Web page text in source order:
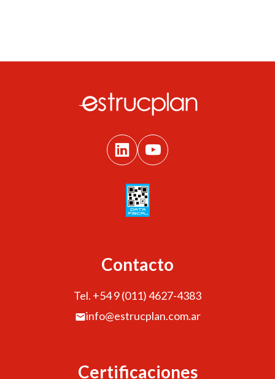
Contacto
Tel. +54 9 (011) 4627-4383
info@estrucplan.com.ar
Certificaciones